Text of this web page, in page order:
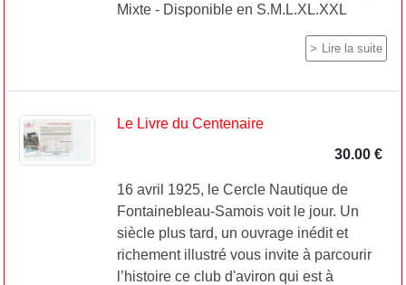
Mixte - Disponible en S.M.L.XL.XXL
Lire la suite
Le Livre du Centenaire
30.00 €
16 avril 1925, le Cercle Nautique de
Fontainebleau-Samois voit le jour. Un
siècle plus tard, un ouvrage inédit et
richement illustré vous invite à parcourir
l’histoire ce club d'aviron qui est à